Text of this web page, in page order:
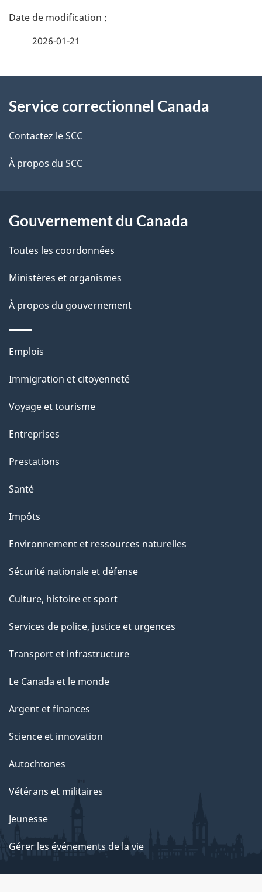
D
i
l
s
e
a
2026-01-21
propos
de
ce
Service correctionnel Canada
Contactez le SCC
À propos du SCC
Gouvernement du Canada
Toutes les coordonnées
Ministères et organismes
À propos du gouvernement
Thèmes
sujets
Emplois
Immigration et citoyenneté
Voyage et tourisme
Entreprises
Prestations
Santé
Impôts
Environnement et ressources naturelles
Sécurité nationale et défense
Culture, histoire et sport
Services de police, justice et urgences
Transport et infrastructure
Le Canada et le monde
Argent et finances
Science et innovation
Autochtones
Vétérans et militaires
Jeunesse
Gérer les événements de la vie